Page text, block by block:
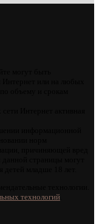
технологий